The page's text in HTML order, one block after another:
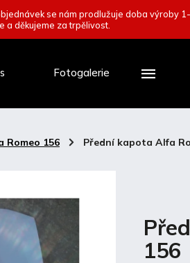
se nám prodlužuje doba výroby 1-
a děkujeme za trpělivost.
Fotogalerie
Romeo 156 / Přední kapota Alfa
156